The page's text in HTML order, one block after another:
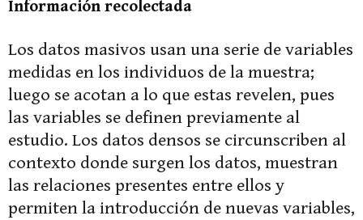
Información recolectada
Los datos masivos usan una serie de variables
medidas en los individuos de la muestra;
luego se acotan a lo que estas revelen, pues
las variables se definen previamente al
estudio. Los datos densos se circunscriben al
contexto donde surgen los datos, muestran
las relaciones presentes entre ellos y
permiten la introducción de nuevas variables,